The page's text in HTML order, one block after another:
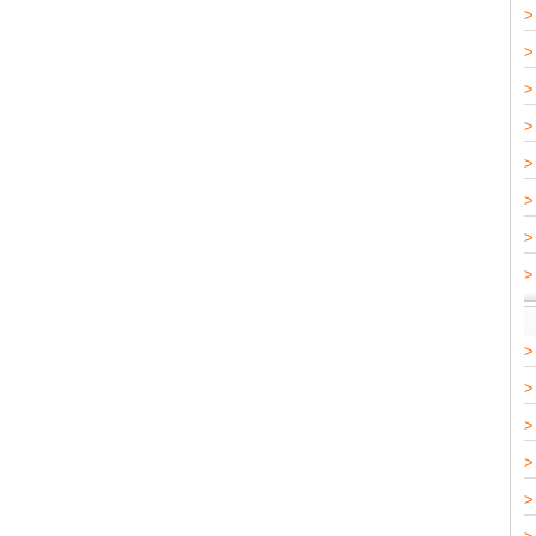
>
>
>
>
>
>
>
>
>
>
>
>
>